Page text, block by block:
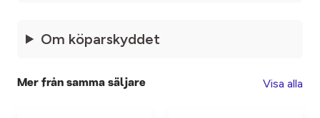
Om köparskyddet
Mer från samma säljare Visa alla